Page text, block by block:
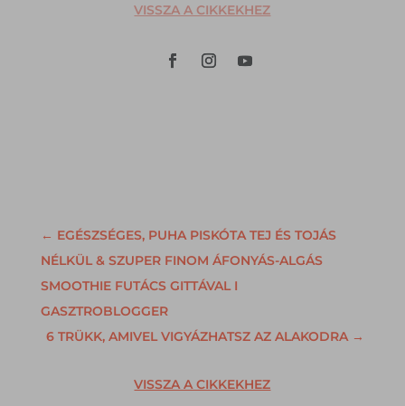
VISSZA A CIKKEKHEZ
← EGÉSZSÉGES, PUHA PISKÓTA TEJ ÉS TOJÁS
NÉLKÜL & SZUPER FINOM ÁFONYÁS-ALGÁS
SMOOTHIE FUTÁCS GITTÁVAL I
GASZTROBLOGGER
6 TRÜKK, AMIVEL VIGYÁZHATSZ AZ ALAKODRA→
VISSZA A CIKKEKHEZ